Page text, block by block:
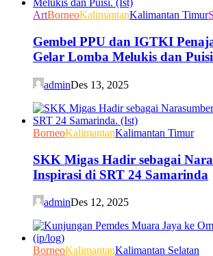
ArtBorneoKalimantanKalimantan Timur
Gembel PPU dan IGTKI
Gelar Lomba Melukis dan Puisi
adminDes 13, 2025
BorneoKalimantanKalimantan Timur
SKK Migas Hadir sebagai
Inspirasi di SRT 24 Samarinda
adminDes 12, 2025
BorneoKalimantanKalimantan Selatan